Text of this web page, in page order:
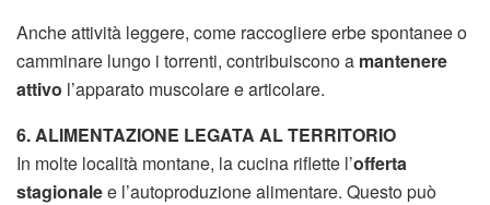
Anche attività leggere, come raccogliere erbe spontanee o
camminare lungo i torrenti, contribuiscono a mantenere
attivo l’apparato muscolare e articolare.
6. ALIMENTAZIONE LEGATA AL TERRITORIO
In molte località montane, la cucina riflette l’offerta
stagionalee l’autoproduzione alimentare. Questo può